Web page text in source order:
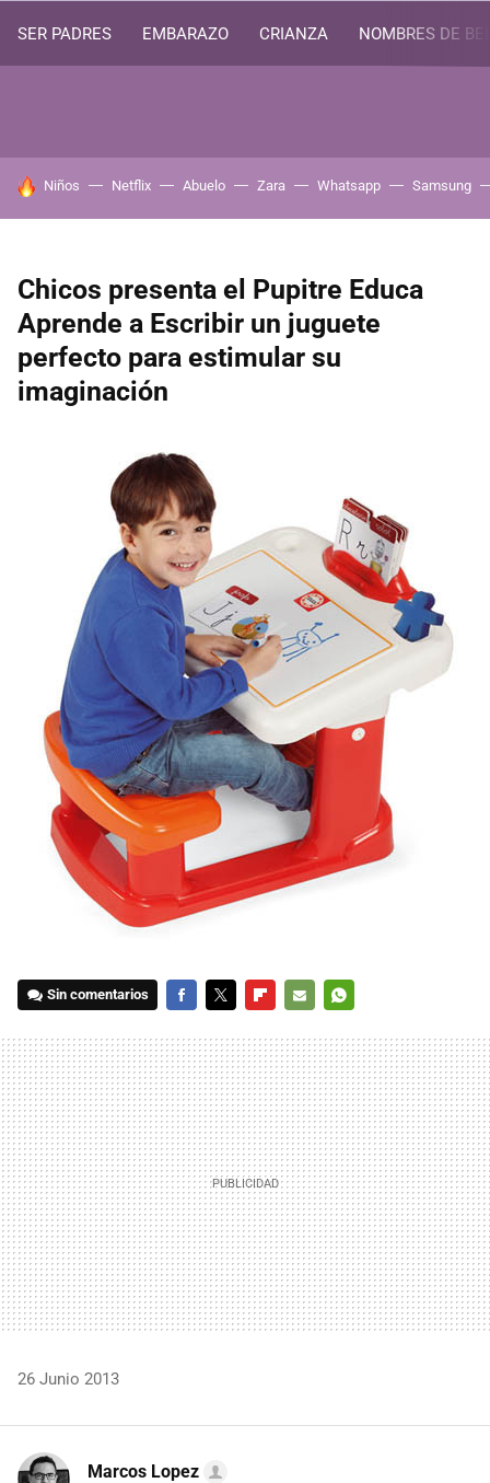
SER PADRES EMBARAZO CRIANZA NOMBRES DE
HOY SE HABLA DE
Niños Netflix Abuelo Zara Whatsapp Samsung
Chicos presenta el Pupitre Educa
Aprende a Escribir un juguete
perfecto para estimular su
imaginación
Sin comentarios
MAIL
26 Junio 2013
Marcos Lopez